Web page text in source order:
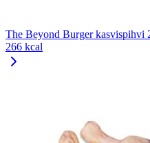
The Beyond Burger kasvispihvi
266 kcal